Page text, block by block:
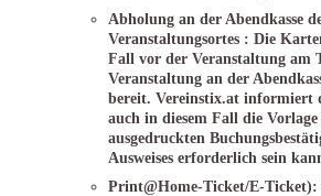
Abholung an der Abendkasse
Veranstaltungsortes : Die
Fall vor der Veranstaltung am
Veranstaltung an der
bereit. Vereinstix.at informiert
auch in diesem Fall die Vorlage
ausgedruckten
Ausweises erforderlich sein
Print@Home-Ticket/E-Ticket):